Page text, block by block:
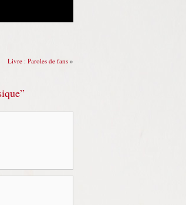
Livre : Paroles de fans »